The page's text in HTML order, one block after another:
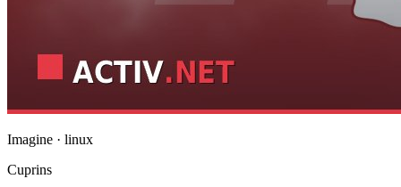
Imagine · linux
Cuprins